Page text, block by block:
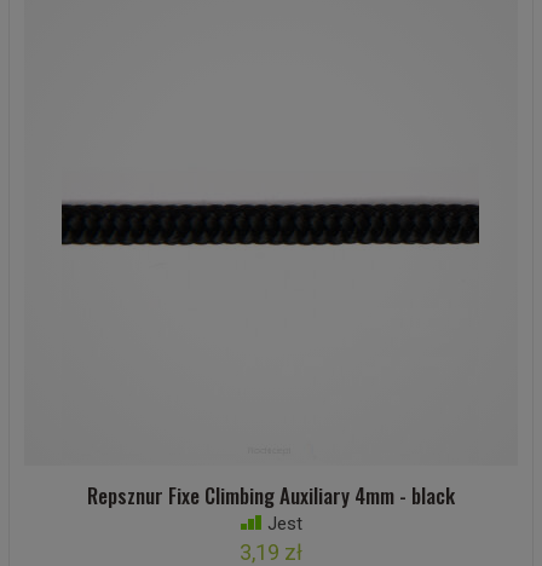
Repsznur Fixe Climbing Auxiliary 4mm - black
Jest
3,19 zł